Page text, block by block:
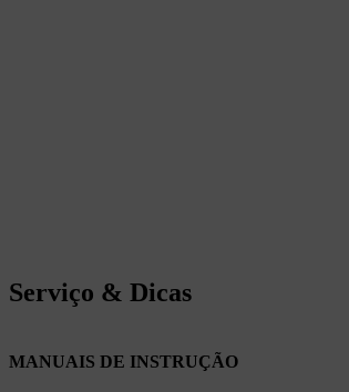
Serviço & Dicas
MANUAIS DE INSTRUÇÃO